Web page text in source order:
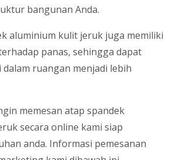
bangunan Anda.
aluminium kulit jeruk juga memiliki
panas, sehingga dapat
ruangan menjadi lebih
memesan atap spandek
secara online kami siap
anda. Informasi pemesanan